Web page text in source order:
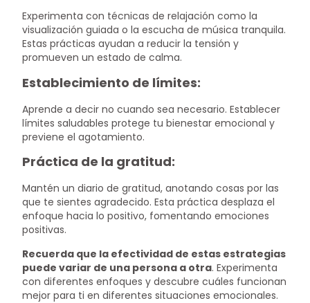
Experimenta con técnicas de relajación como la
visualización guiada o la escucha de música tranquila.
Estas prácticas ayudan a reducir la tensión y
promueven un estado de calma.
Establecimiento de límites:
Aprende a decir no cuando sea necesario. Establecer
límites saludables protege tu bienestar emocional y
previene el agotamiento.
Práctica de la gratitud:
Mantén un diario de gratitud, anotando cosas por las
que te sientes agradecido. Esta práctica desplaza el
enfoque hacia lo positivo, fomentando emociones
positivas.
Recuerda que la efectividad de estas estrategias
puede variar de una persona a otra. Experimenta
con diferentes enfoques y descubre cuáles funcionan
mejor para ti en diferentes situaciones emocionales.